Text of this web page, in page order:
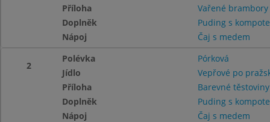
Příloha
Vařené
Doplněk
Puding s
Nápoj
Čaj s medem
2
Polévka
Pórková
Jídlo
Vepřové po
Příloha
Barevné těstoviny
Doplněk
Puding s
Nápoj
Čaj s medem